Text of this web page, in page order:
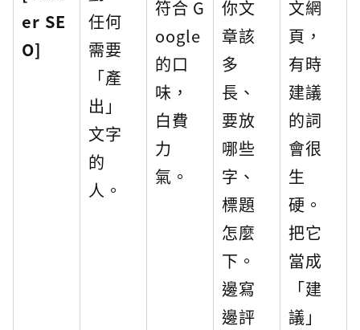
er SE
O]
任何
需要
「產
出」
文字
的
人。
符合 G
oogle
的口
味，
白費
力
氣。
你文
章該
多
長、
要放
哪些
字、
標題
怎麼
下。
邊寫
邊評
文網
頁，
有時
建議
的詞
會很
生
硬。
把它
當成
「建
議」